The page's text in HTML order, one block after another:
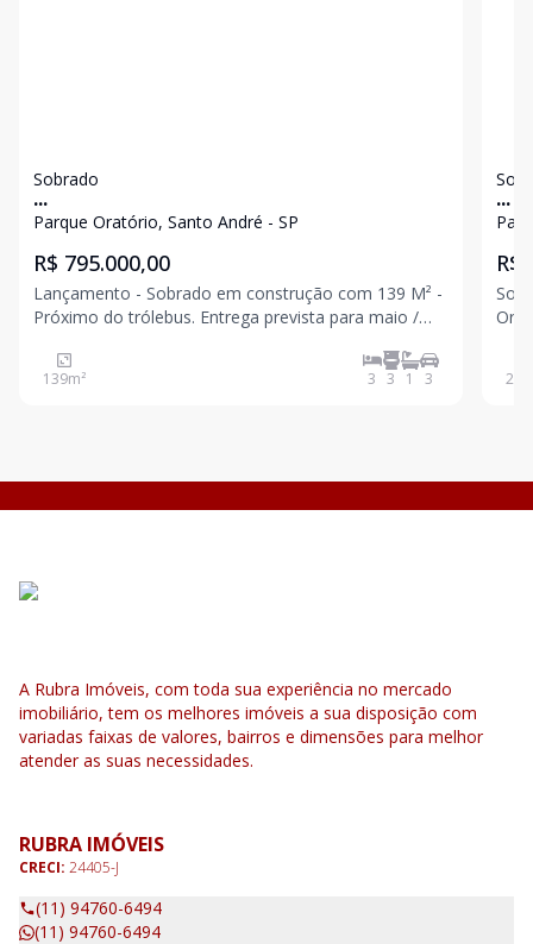
Sobrado
...
Parque Oratório, Santo André - SP
R$ 795.000,00
Lançamento - Sobrado em construção com 139 M² -
Próximo do trólebus. Entrega prevista para maio /
ampla Lavabo Cozinha Área de serviço Área gourmet
3 vagas Fotos para padrão de acabamento.
139m² 3 3 1 3
...
R$
Sobrado
Oratório Sala ampla
200
A Rubra Imóveis, com toda sua experiência no mercado
imobiliário, tem os melhores imóveis a sua disposição com
variadas faixas de valores, bairros e dimensões para melhor
atender as suas necessidades.
RUBRA IMÓVEIS
CRECI: 24405-J
(11) 94760-6494
(11) 94760-6494